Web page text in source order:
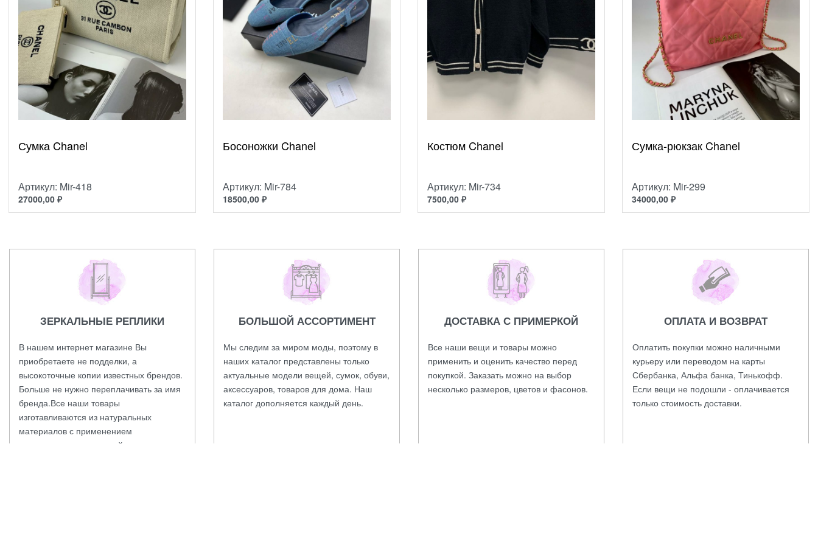
Сумка Chanel
Артикул: Mir-418
27000,00 ₽
Босоножки Chanel
Артикул: Mir-784
18500,00 ₽
Костюм Chanel
Артикул: Mir-734
7500,00 ₽
Сумка-рюкзак Chanel
Артикул: Mir-299
34000,00 ₽
ЗЕРКАЛЬНЫЕ РЕПЛИКИ
В нашем интернет магазине Вы
приобретаете не подделки, а
высокоточные копии известных брендов.
Больше не нужно переплачивать за имя
бренда.Все наши товары
изготавливаются из натуральных
материалов с применением
оригинальных технологий и проходят
БОЛЬШОЙ АССОРТИМЕНТ
Мы следим за миром моды, поэтому в
наших каталог представлены только
актуальные модели вещей, сумок, обуви,
аксессуаров, товаров для дома. Наш
каталог дополняется каждый день.
ДОСТАВКА С ПРИМЕРКОЙ
Все наши вещи и товары можно
применить и оценить качество перед
покупкой. Заказать можно на выбор
несколько размеров, цветов и фасонов.
ОПЛАТА И ВОЗВРАТ
Оплатить покупки можно наличными
курьеру или переводом на карты
Сбербанка, Альфа банка, Тинькофф.
Если вещи не подошли - оплачивается
только стоимость доставки.